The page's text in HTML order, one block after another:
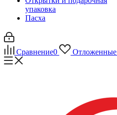
упаковка
Пасха
Сравнение0 Отложенные